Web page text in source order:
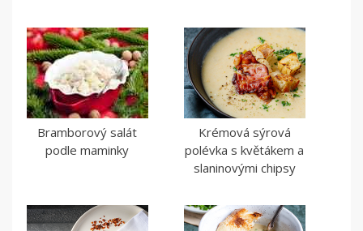
Bramborový salát
podle maminky
Krémová sýrová
polévka s květákem a
slaninovými chipsy